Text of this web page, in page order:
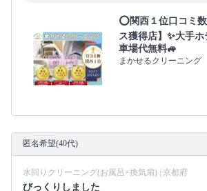
⭕関西１位口コミ
ス獲得店】✨大手
車場代無料🚙
まかせるクリーニング
匿名希望(40代)
水回りクリーニング(お風呂×換気扇) | 京都府
びっくりしました